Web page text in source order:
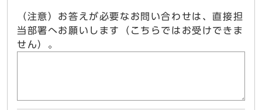
（注意）お答えが必要なお問い合わせは、直接担
当部署へお願いします（こちらではお受けできま
せん）。